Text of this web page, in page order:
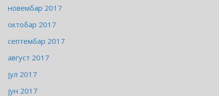
новембар 2017
октобар 2017
септембар 2017
август 2017
јул 2017
јун 2017